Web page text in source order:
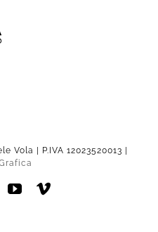
Vola | P.IVA 12023520013 |
FacebookYouTube